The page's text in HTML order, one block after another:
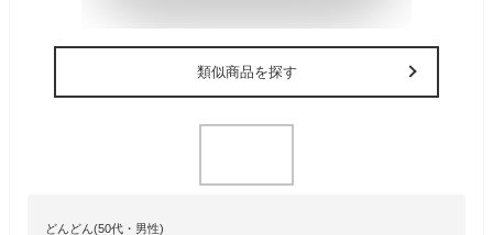
類似商品を探す
どんどん(50代・男性)